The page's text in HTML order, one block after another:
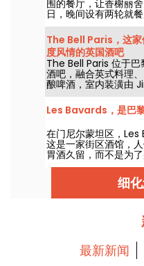
围的餐厅，让香榭丽
日，晚间设有两轮就
肴，琴声与人声伴随
DJ表演。正式永久关
The Bell Paris，这家
度风情的英国酒吧
The Bell Paris 位于
酒吧，融合英式料理
酿啤酒，室内装潢由
Les Bavards，是巴
在门尼尔蒙坦区，Les
这是一家街区酒馆，
胃酒久留，而不是为
肴。
细
最新新闻